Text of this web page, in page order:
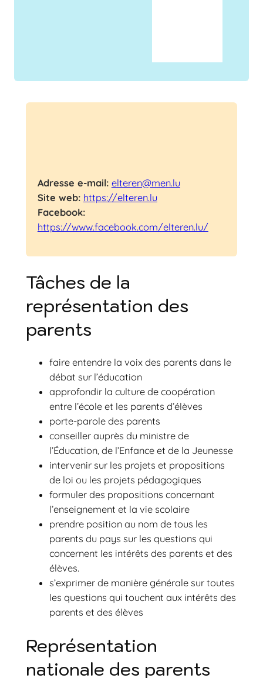
Adresse e-mail elteren@men.lu
Site web https://elteren.lu
Facebook
https://www.facebook.com/elteren.lu/
Tâches de la
représentation des
parents
faire entendre la voix des parents dans le
débat sur l’éducation
approfondir la culture de coopération
entre l’école et les parents d’élèves
porte-parole des parents
conseiller auprès du ministre de
l’Éducation, de l’Enfance et de la Jeunesse
intervenir sur les projets et propositions
de loi ou les projets pédagogiques
formuler des propositions concernant
l’enseignement et la vie scolaire
prendre position au nom de tous les
parents du pays sur les questions qui
concernent les intérêts des parents et des
élèves.
s’exprimer de manière générale sur toutes
les questions qui touchent aux intérêts des
parents et des élèves
Représentation
nationale des parents